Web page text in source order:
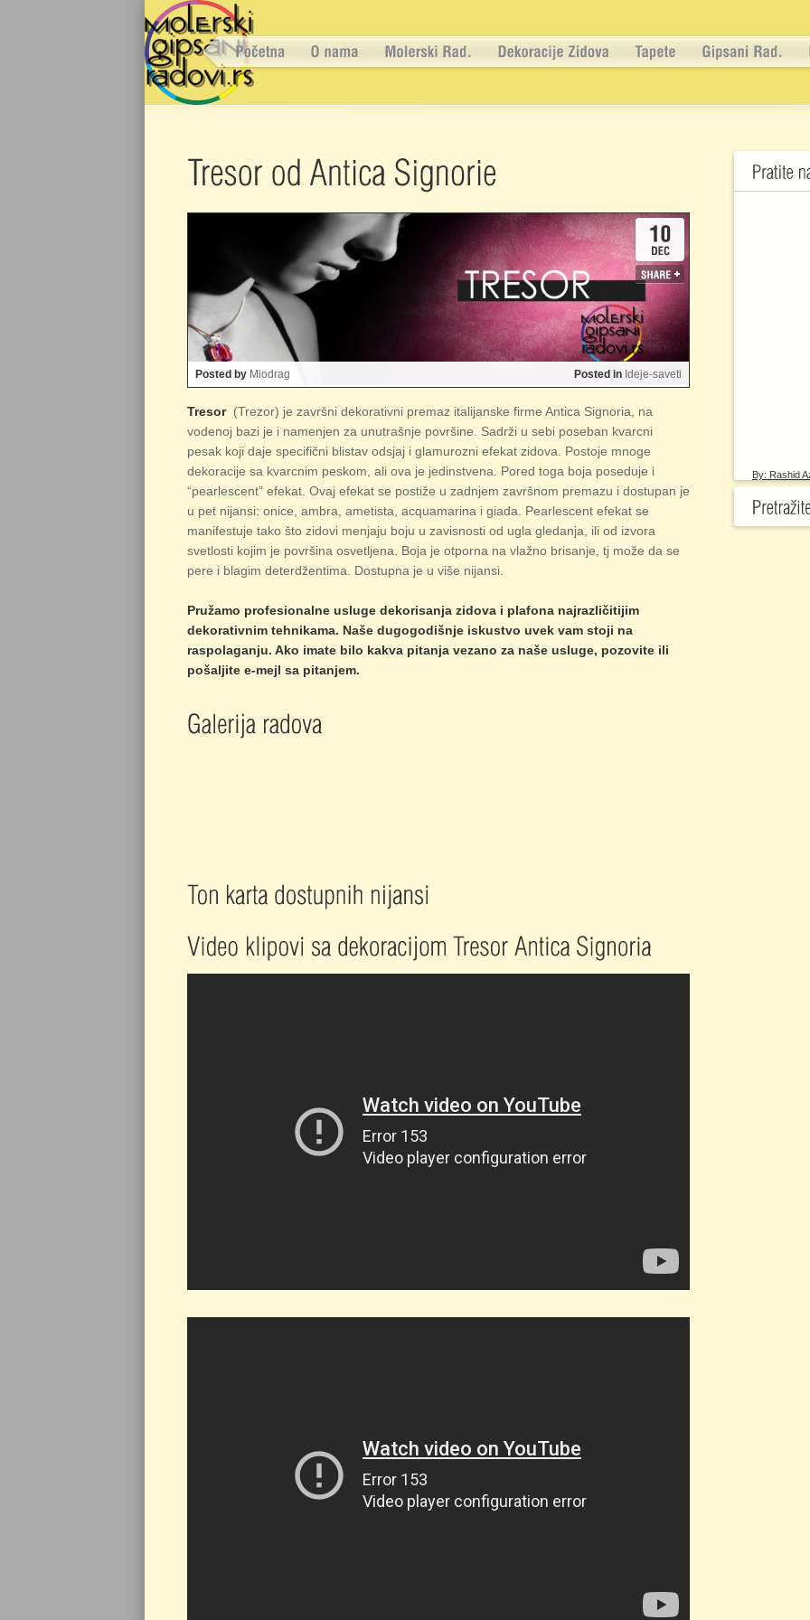
Posted by Miodrag Posted in Ideje-saveti
Tresor (Trezor) je završni dekorativni premaz italijanske firme Antica Signoria, na
vodenoj bazi je i namenjen za unutrašnje površine. Sadrži u sebi poseban kvarcni
pesak koji daje specifični blistav odsjaj i glamurozni efekat zidova. Postoje mnoge
dekoracije sa kvarcnim peskom, ali ova je jedinstvena. Pored toga boja poseduje i
“pearlescent” efekat. Ovaj efekat se postiže u zadnjem završnom premazu i dostupan je
u pet nijansi: onice, ambra, ametista, acquamarina i giada. Pearlescent efekat se
manifestuje tako što zidovi menjaju boju u zavisnosti od ugla gledanja, ili od izvora
svetlosti kojim je površina osvetljena. Boja je otporna na vlažno brisanje, tj može da se
pere i blagim deterdžentima. Dostupna je u više nijansi.
Pružamo profesionalne usluge dekorisanja zidova i plafona najrazličitijim
dekorativnim tehnikama. Naše dugogodišnje iskustvo uvek vam stoji na
raspolaganju. Ako imate bilo kakva pitanja vezano za naše usluge, pozovite ili
pošaljite e-mejl sa pitanjem.
By: Rashid